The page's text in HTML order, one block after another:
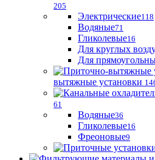
205
Электрические118
Водяные71
Гликолевые16
Для круглых
Для
вытяжные установки
61
Водяные36
Гликолевые16
Фреоновые9